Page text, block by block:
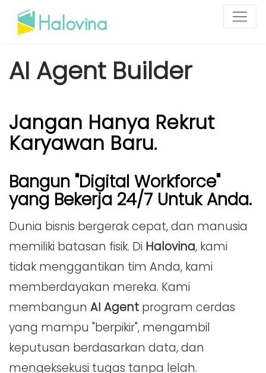
AI Agent Builder
Jangan Hanya Rekrut
Karyawan Baru.
Bangun "Digital Workforce"
yang Bekerja 24/7 Untuk Anda.
Dunia bisnis bergerak cepat, dan manusia
memiliki batasan fisik. Di Halovina, kami
tidak menggantikan tim Anda, kami
memberdayakan mereka. Kami
membangun AI Agent program cerdas
yang mampu "berpikir", mengambil
keputusan berdasarkan data, dan
mengeksekusi tugas tanpa lelah.